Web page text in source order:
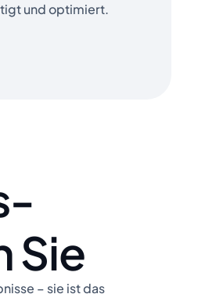
und optimiert.
Sie
– sie ist das